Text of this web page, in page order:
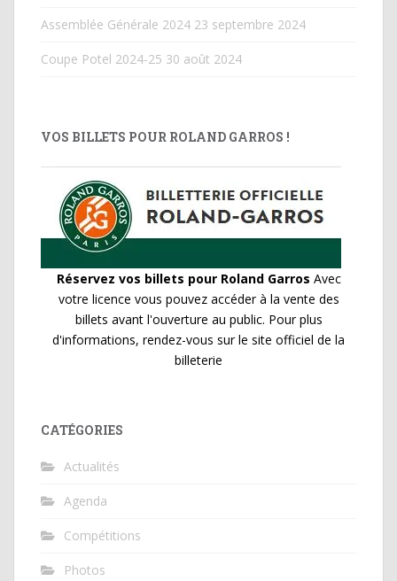
Assemblée Générale 2024 23 septembre 2024
Coupe Potel 2024-25 30 août 2024
VOS BILLETS POUR ROLAND GARROS !
Réservez vos billets pour Roland Garros Avec
votre licence vous pouvez accéder à la vente des
billets avant l'ouverture au public. Pour plus
d'informations, rendez-vous sur le site officiel de la
billeterie
CATÉGORIES
Actualités
Agenda
Compétitions
Photos